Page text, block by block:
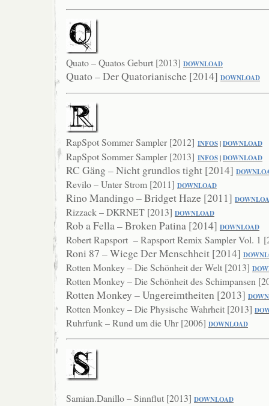
Quato – Quatos Geburt [2013] DOWNLOAD
Quato – Der Quatorianische [2014] DOWNLOAD
RapSpot Sommer Sampler [2012] INFOS|DOWNLOAD
RapSpot Sommer Sampler [2013] INFOS|DOWNLOAD
RC Gäng – Nicht grundlos tight [2014]
Revilo – Unter Strom [2011] DOWNLOAD
Rino Mandingo – Bridget Haze [2011]
Rizzack – DKRNET [2013] DOWNLOAD
Rob a Fella – Broken Patina [2014] DOWNLOAD
Robert Rapsport – Rapsport Remix Sampler Vol. 1
Roni 87 – Wiege Der Menschheit [2014] DOWNL
Rotten Monkey – Die Schönheit der Welt [2013]
Rotten Monkey – Die Schönheit des Schimpansen
Rotten Monkey – Ungereimtheiten [2013]
Rotten Monkey – Die Physische Wahrheit [2013]
Ruhrfunk – Rund um die Uhr [2006] DOWNLOAD
Samian.Danillo – Sinnflut [2013] DOWNLOAD